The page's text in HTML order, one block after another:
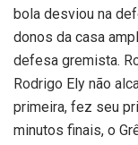
bola desviou na
donos da casa
defesa gremista.
Rodrigo Ely não
primeira, fez seu
minutos finais, o